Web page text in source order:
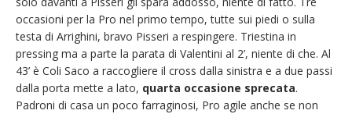
occasioni per la Pro nel primo tempo, tutte sui piedi o sulla
testa di Arrighini, bravo Pisseri a respingere. Triestina in
pressing ma a parte la parata di Valentini al 2’, niente di che. Al
43’ è Coli Saco a raccogliere il cross dalla sinistra e a due passi
dalla porta mette a lato, quarta occasione sprecata.
Padroni di casa un poco farraginosi, Pro agile anche se non